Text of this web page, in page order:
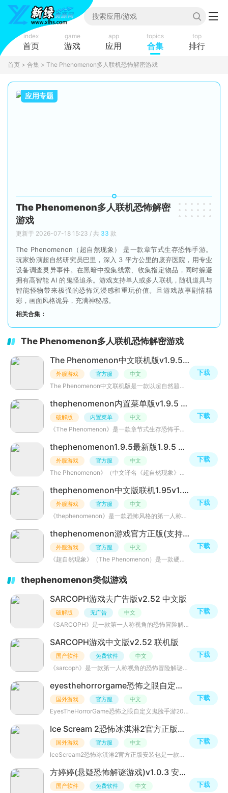
index
首页
game
游戏
app
应用
topics
合集
top
排行
首页 > 合集 > The Phenomenon多人联机恐怖解密游戏
应用专题
The Phenomenon多人联机恐怖解密
游戏
更新于 2026-07-18 15:23 / 共 33 款
The Phenomenon（超自然现象） 是一款章节式生存恐怖手游。
玩家扮演超自然研究员巴里，深入 3 平方公里的废弃医院，用专业
设备调查灵异事件。在黑暗中搜集线索、收集指定物品，同时躲避
拥有高智能 AI 的鬼怪追杀。游戏支持单人或多人联机，随机道具与
智能怪物带来极强的恐怖沉浸感和重玩价值。且游戏故事剧情精
彩，画面风格诡异，充满神秘感。
相关合集：
The Phenomenon多人联机恐怖解密游戏
The Phenomenon中文联机版v1.9.5官方正版
外服游戏 官方服 中文
The Phenomenon中文联机版是一款以超自然题材为核心的生存恐怖游戏，其联机版本凭借独特的玩法设计和沉浸式
下载
thephenomenon内置菜单版v1.9.5 加速版
破解版 内置菜单 中文
《The Phenomenon》是一款章节式生存恐怖手游，玩家深入废弃医院等阴森场景，借助设备调查诡异事件，躲避高
下载
thephenomenon1.9.5最新版1.9.5 安卓版
外服游戏 官方服 中文
The Phenomenon》（中文译名《超自然现象》）是一款将生存、解谜与多人联机巧妙融合的恐怖冒险游戏。游戏现
下载
thephenomenon中文版联机1.95v1.9.5 官方正版
外服游戏 官方服 中文
《thephenomenon》是一款恐怖风格的第一人称生存解谜游戏，玩家扮演超自然现象研究员Barry Nellan，在废弃医
下载
thephenomenon游戏官方正版(支持多人联机)1.9.5 最新版
外服游戏 官方服 中文
《超自然现象》（The Phenomenon）是一款硬核向的生存解谜恐怖游戏。最主要的是1.9.3版本以后游戏就支持联机
下载
thephenomenon类似游戏
SARCOPH游戏去广告版v2.52 中文版
破解版 无广告 中文
《SARCOPH》是一款第一人称视角的恐怖冒险解谜手游，玩家被困在废弃建筑的神秘楼层，需要找到并带回5个金色
下载
SARCOPH游戏中文版v2.52 联机版
国产软件 免费软件 中文
《sarcoph》是一款第一人称视角的恐怖冒险解谜游戏，玩家被困在漆黑场景中，需要搜集散落在各处的金色雕像并
下载
eyesthehorrorgame恐怖之眼自定义鬼脸手游2026最新版v8.0.51安卓最新版
国外游戏 官方服 中文
EyesTheHorrorGame恐怖之眼自定义鬼脸手游2026最新版是一款非常好玩的冒险解谜类游戏，玩家是可以自定义鬼脸
下载
Ice Scream 2恐怖冰淇淋2官方正版安装包v2.0.2287安卓最新版
国外游戏 官方服 中文
IceScream2恐怖冰淇淋2官方正版安装包是一款非常刺激好玩的冒险解谜类游戏，玩家将来一个阴森的房子，为了把
下载
方婷婷(悬疑恐怖解谜游戏)v1.0.3 安卓版
国产软件 免费软件 中文 下载